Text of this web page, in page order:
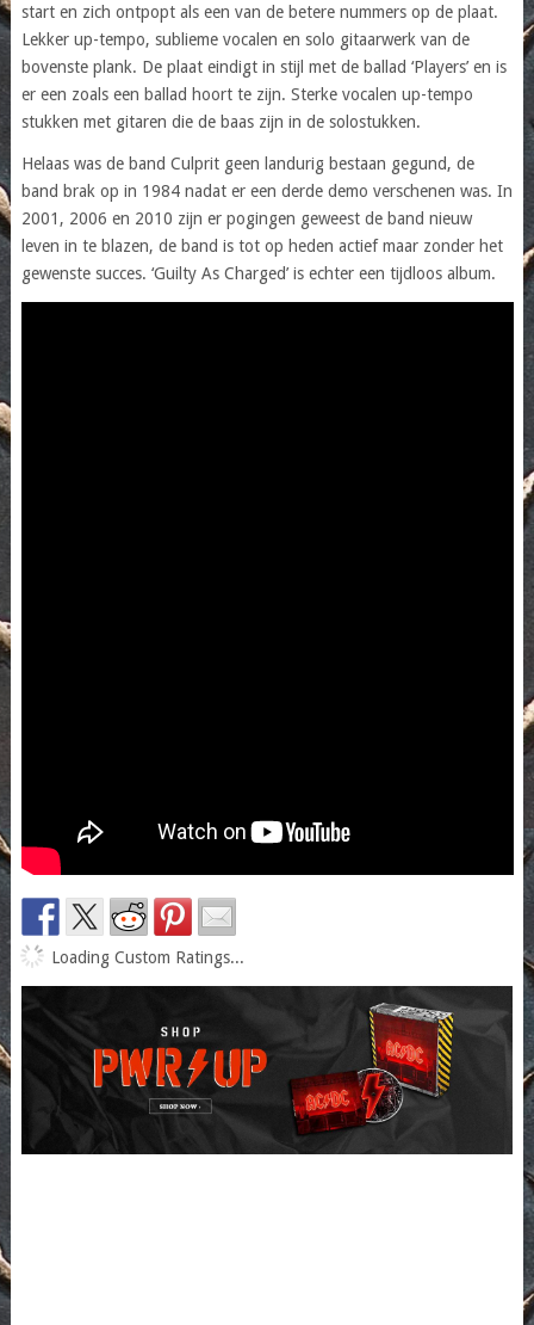
start en zich ontpopt als een van de betere nummers op de plaat.
Lekker up-tempo, sublieme vocalen en solo gitaarwerk van de
bovenste plank. De plaat eindigt in stijl met de ballad ‘Players’ en is
er een zoals een ballad hoort te zijn. Sterke vocalen up-tempo
stukken met gitaren die de baas zijn in de solostukken.
Helaas was de band Culprit geen landurig bestaan gegund, de
band brak op in 1984 nadat er een derde demo verschenen was. In
2001, 2006 en 2010 zijn er pogingen geweest de band nieuw
leven in te blazen, de band is tot op heden actief maar zonder het
gewenste succes. ‘Guilty As Charged’ is echter een tijdloos album.
Loading Custom Ratings...